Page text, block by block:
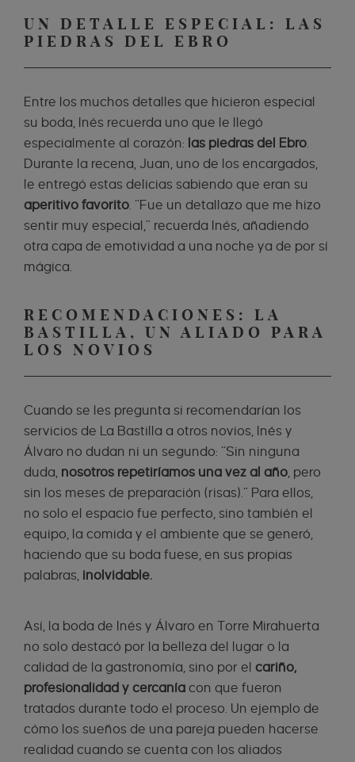
UN DETALLE ESPECIAL: LAS
PIEDRAS DEL EBRO
Entre los muchos detalles que hicieron especial
su boda, Inés recuerda uno que le llegó
especialmente al corazón: las piedras del Ebro.
Durante la recena, Juan, uno de los encargados,
le entregó estas delicias sabiendo que eran su
aperitivo favorito. “Fue un detallazo que me hizo
sentir muy especial,” recuerda Inés, añadiendo
otra capa de emotividad a una noche ya de por sí
mágica.
RECOMENDACIONES: LA
BASTILLA, UN ALIADO PARA
LOS NOVIOS
Cuando se les pregunta si recomendarían los
servicios de La Bastilla a otros novios, Inés y
Álvaro no dudan ni un segundo: “Sin ninguna
duda, nosotros repetiríamos una vez al año, pero
sin los meses de preparación (risas).” Para ellos,
no solo el espacio fue perfecto, sino también el
equipo, la comida y el ambiente que se generó,
haciendo que su boda fuese, en sus propias
palabras, inolvidable.
Así, la boda de Inés y Álvaro en Torre Mirahuerta
no solo destacó por la belleza del lugar o la
calidad de la gastronomía, sino por el cariño,
profesionalidad y cercanía con que fueron
tratados durante todo el proceso. Un ejemplo de
cómo los sueños de una pareja pueden hacerse
realidad cuando se cuenta con los aliados